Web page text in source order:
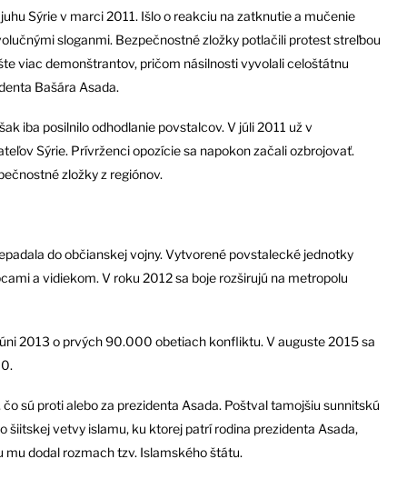
Sýrie v marci 2011. Išlo o reakciu na zatknutie a mučenie
sloganmi. Bezpečnostné zložky potlačili protest streľbou
viac demonštrantov, pričom násilnosti vyvolali celoštátnu
Bašára Asada.
iba posilnilo odhodlanie povstalcov. V júli 2011 už v
Sýrie. Prívrženci opozície sa napokon začali ozbrojovať.
zložky z regiónov.
do občianskej vojny. Vytvorené povstalecké jednotky
a vidiekom. V roku 2012 sa boje rozširujú na metropolu
2013 o prvých 90.000 obetiach konfliktu. V auguste 2015 sa
sú proti alebo za prezidenta Asada. Poštval tamojšiu sunnitskú
vetvy islamu, ku ktorej patrí rodina prezidenta Asada,
dodal rozmach tzv. Islamského štátu.